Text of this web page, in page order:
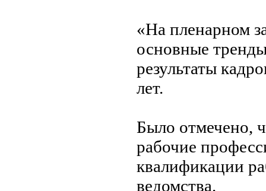
«На пленарном
основные
результаты
лет.
Было отмечено,
рабочие
квалификации
ведомства.